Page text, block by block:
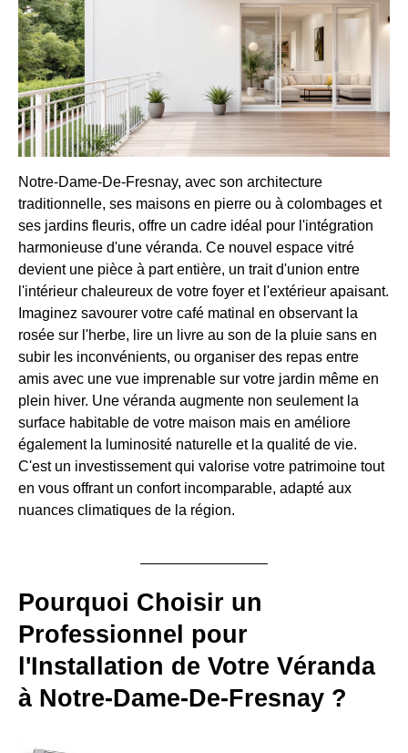
Notre-Dame-De-Fresnay, avec son architecture
traditionnelle, ses maisons en pierre ou à colombages et
ses jardins fleuris, offre un cadre idéal pour l'intégration
harmonieuse d'une véranda. Ce nouvel espace vitré
devient une pièce à part entière, un trait d'union entre
l'intérieur chaleureux de votre foyer et l'extérieur apaisant.
Imaginez savourer votre café matinal en observant la
rosée sur l'herbe, lire un livre au son de la pluie sans en
subir les inconvénients, ou organiser des repas entre
amis avec une vue imprenable sur votre jardin même en
plein hiver. Une véranda augmente non seulement la
surface habitable de votre maison mais en améliore
également la luminosité naturelle et la qualité de vie.
C'est un investissement qui valorise votre patrimoine tout
en vous offrant un confort incomparable, adapté aux
nuances climatiques de la région.
Pourquoi Choisir un
Professionnel pour
l'Installation de Votre Véranda
à Notre-Dame-De-Fresnay ?